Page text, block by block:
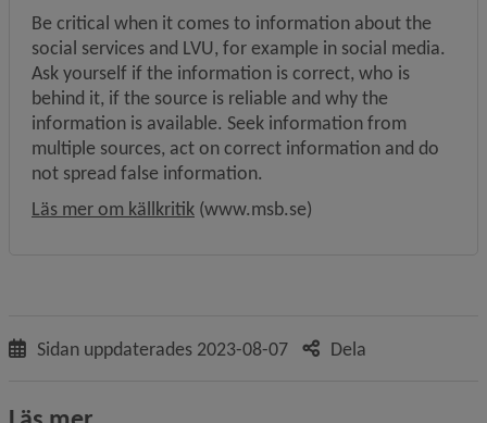
Be critical when it comes to information about the
social services and LVU, for example in social media.
Ask yourself if the information is correct, who is
behind it, if the source is reliable and why the
information is available. Seek information from
multiple sources, act on correct information and do
not spread false information.
Läs mer om källkritikLänk till annan webbplats, öppnas i
(www.msb.se)
Sidan uppdaterades 2023-08-07 Dela